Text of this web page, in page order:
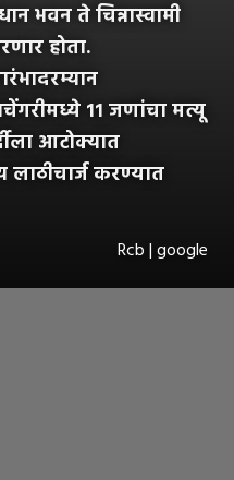
भवन ते चिन्नास्वामी
होता.
११ जणांचा मत्यू
आटोक्यात
लाठीचार्ज करण्यात
Rcb | google